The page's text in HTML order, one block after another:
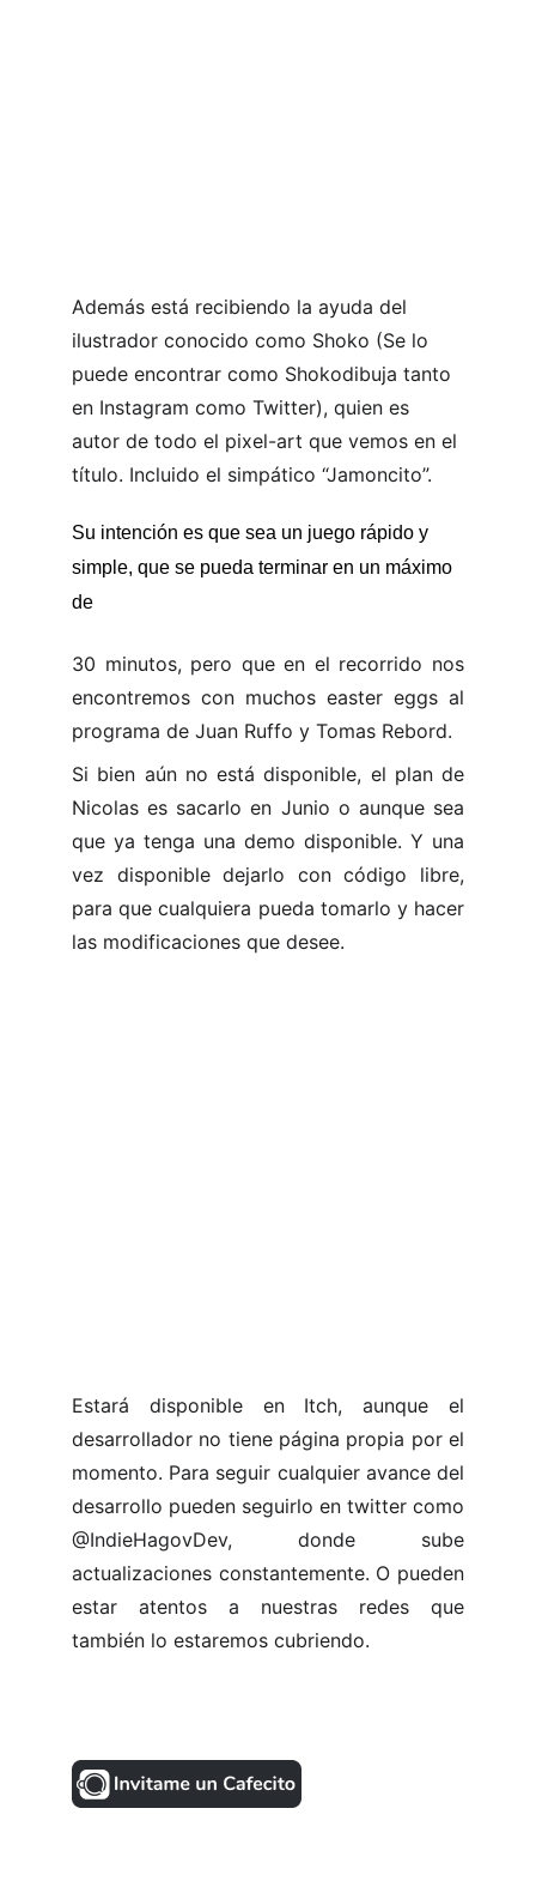
Además está recibiendo la ayuda del
ilustrador conocido como Shoko (Se lo
puede encontrar como Shokodibuja tanto
en Instagram como Twitter), quien es
autor de todo el pixel-art que vemos en el
título. Incluido el simpático “Jamoncito”.
Su intención es que sea un juego rápido y
simple, que se pueda terminar en un máximo
de
30 minutos, pero que en el recorrido nos
encontremos con muchos easter eggs al
programa de Juan Ruffo y Tomas Rebord.
Si bien aún no está disponible, el plan de
Nicolas es sacarlo en Junio o aunque sea
que ya tenga una demo disponible. Y una
vez disponible dejarlo con código libre,
para que cualquiera pueda tomarlo y hacer
las modificaciones que desee.
Estará disponible en Itch, aunque el
desarrollador no tiene página propia por el
momento. Para seguir cualquier avance del
desarrollo pueden seguirlo en twitter como
@IndieHagovDev, donde sube
actualizaciones constantemente. O pueden
estar atentos a nuestras redes que
también lo estaremos cubriendo.